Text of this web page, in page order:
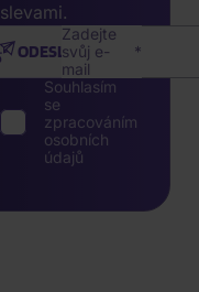
slevami.
Zadejte
svůj e-
mail
ODESLAT
Souhlasím
se
zpracováním
osobních
údajů